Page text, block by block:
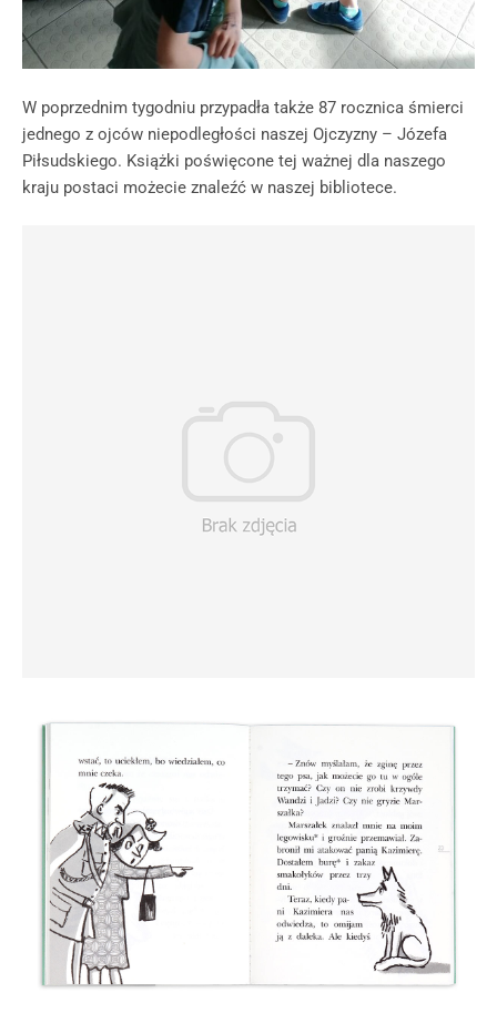
W poprzednim tygodniu przypadła także 87 rocznica śmierci
jednego z ojców niepodległości naszej Ojczyzny – Józefa
Piłsudskiego. Książki poświęcone tej ważnej dla naszego
kraju postaci możecie znaleźć w naszej bibliotece.